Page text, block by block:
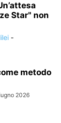
Star" non
-
metodo
2026